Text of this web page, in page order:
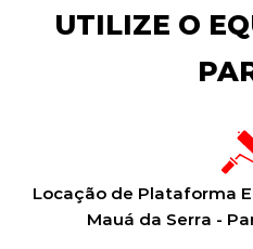
UTILIZE O
Locação de Plataforma
Mauá da Serra -